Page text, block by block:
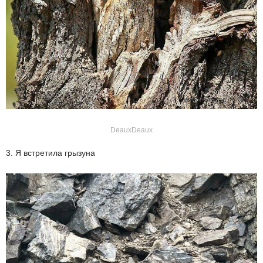
DeauxDeaux
3. Я встретила грызуна